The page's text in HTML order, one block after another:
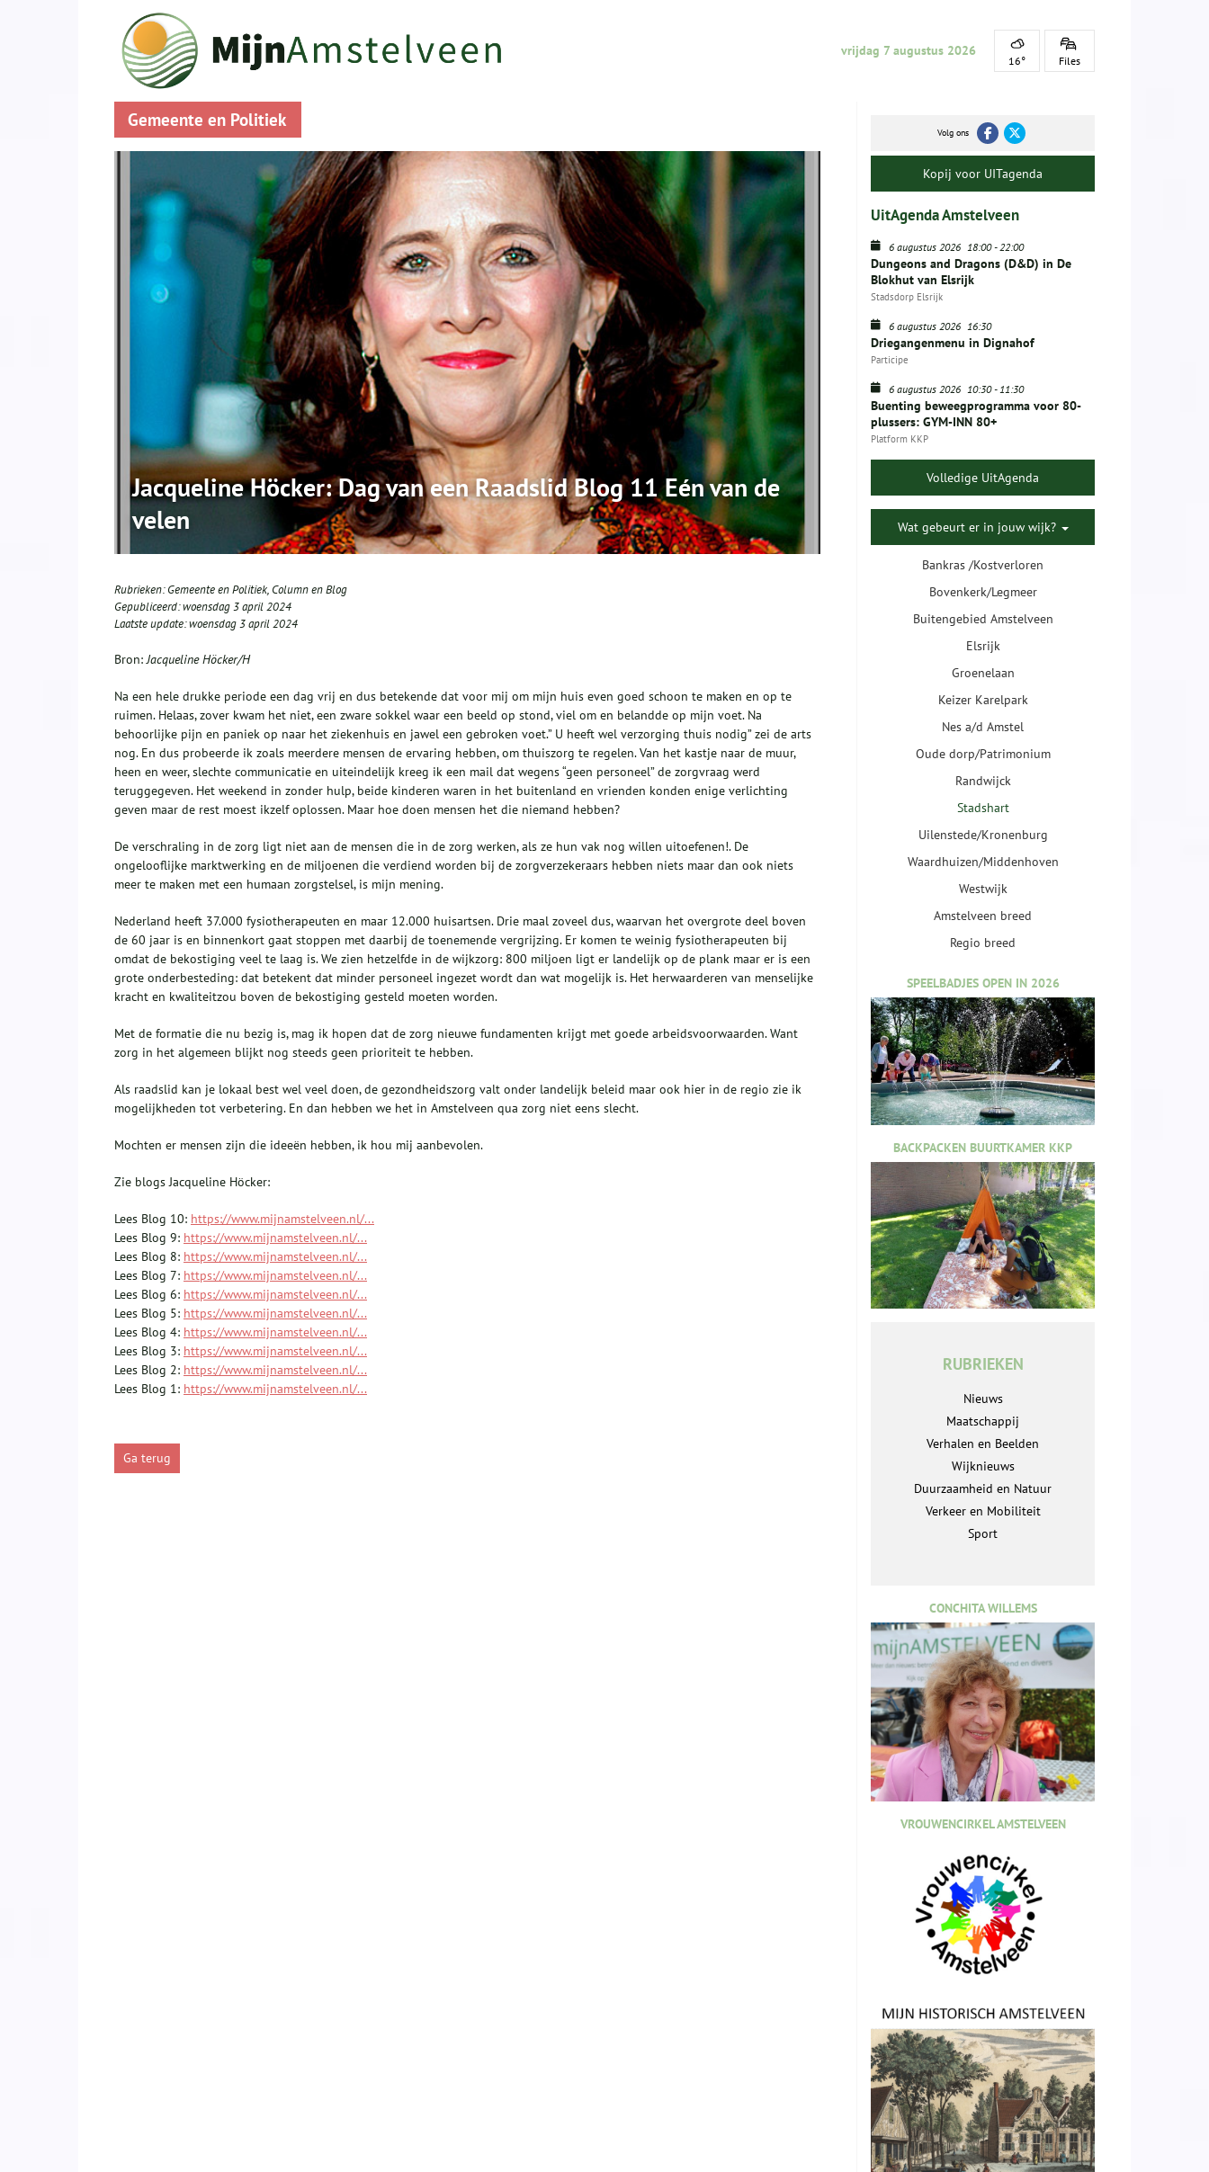
vrijdag 7 augustus 2026
16° Files
Gemeente en Politiek
Jacqueline Höcker: Dag van een Raadslid Blog 11 Eén van de
velen
Rubrieken:Gemeente en Politiek, Column en Blog
Gepubliceerd:woensdag 3 april 2024
Laatste update:woensdag 3 april 2024
Bron:Jacqueline Höcker/H
Na een hele drukke periode een dag vrij en dus betekende dat voor mij om mijn huis even goed schoon te maken en op te
ruimen. Helaas, zover kwam het niet, een zware sokkel waar een beeld op stond, viel om en belandde op mijn voet. Na
behoorlijke pijn en paniek op naar het ziekenhuis en jawel een gebroken voet.” U heeft wel verzorging thuis nodig” zei de arts
nog. En dus probeerde ik zoals meerdere mensen de ervaring hebben, om thuiszorg te regelen. Van het kastje naar de muur,
heen en weer, slechte communicatie en uiteindelijk kreeg ik een mail dat wegens “geen personeel” de zorgvraag werd
teruggegeven. Het weekend in zonder hulp, beide kinderen waren in het buitenland en vrienden konden enige verlichting
geven maar de rest moest ikzelf oplossen. Maar hoe doen mensen het die niemand hebben?
De verschraling in de zorg ligt niet aan de mensen die in de zorg werken, als ze hun vak nog willen uitoefenen!. De
ongelooflijke marktwerking en de miljoenen die verdiend worden bij de zorgverzekeraars hebben niets maar dan ook niets
meer te maken met een humaan zorgstelsel, is mijn mening.
Nederland heeft 37.000 fysiotherapeuten en maar 12.000 huisartsen. Drie maal zoveel dus, waarvan het overgrote deel boven
de 60 jaar is en binnenkort gaat stoppen met daarbij de toenemende vergrijzing. Er komen te weinig fysiotherapeuten bij
omdat de bekostiging veel te laag is. We zien hetzelfde in de wijkzorg: 800 miljoen ligt er landelijk op de plank maar er is een
grote onderbesteding: dat betekent dat minder personeel ingezet wordt dan wat mogelijk is. Het herwaarderen van menselijke
kracht en kwaliteitzou boven de bekostiging gesteld moeten worden.
Met de formatie die nu bezig is, mag ik hopen dat de zorg nieuwe fundamenten krijgt met goede arbeidsvoorwaarden. Want
zorg in het algemeen blijkt nog steeds geen prioriteit te hebben.
Als raadslid kan je lokaal best wel veel doen, de gezondheidszorg valt onder landelijk beleid maar ook hier in de regio zie ik
mogelijkheden tot verbetering. En dan hebben we het in Amstelveen qua zorg niet eens slecht.
Mochten er mensen zijn die ideeën hebben, ik hou mij aanbevolen.
Zie blogs Jacqueline Höcker:
Lees Blog 10: https://www.mijnamstelveen.nl/...
Lees Blog 9: https://www.mijnamstelveen.nl/...
Lees Blog 8: https://www.mijnamstelveen.nl/...
Lees Blog 7: https://www.mijnamstelveen.nl/...
Lees Blog 6: https://www.mijnamstelveen.nl/...
Lees Blog 5: https://www.mijnamstelveen.nl/...
Lees Blog 4: https://www.mijnamstelveen.nl/...
Lees Blog 3: https://www.mijnamstelveen.nl/...
Lees Blog 2: https://www.mijnamstelveen.nl/...
Lees Blog 1: https://www.mijnamstelveen.nl/...
Ga terug
Volg ons
Kopij voor UITagenda
UitAgenda Amstelveen
6 augustus 2026 18:00-22:00
Dungeons and Dragons (D&D) in De
Blokhut van Elsrijk
Stadsdorp Elsrijk
6 augustus 2026 16:30
Driegangenmenu in Dignahof
Participe
6 augustus 2026 10:30-11:30
Buenting beweegprogramma voor 80-
plussers: GYM-INN 80+
Platform KKP
Volledige UitAgenda
Wat gebeurt er in jouw wijk?
Bankras /Kostverloren
Bovenkerk/Legmeer
Buitengebied Amstelveen
Elsrijk
Groenelaan
Keizer Karelpark
Nes a/d Amstel
Oude dorp/Patrimonium
Randwijck
Stadshart
Uilenstede/Kronenburg
Waardhuizen/Middenhoven
Westwijk
Amstelveen breed
Regio breed
SPEELBADJES OPEN IN 2026
BACKPACKEN BUURTKAMER KKP
RUBRIEKEN
Nieuws
Maatschappij
Verhalen en Beelden
Wijknieuws
Duurzaamheid en Natuur
Verkeer en Mobiliteit
Sport
CONCHITA WILLEMS
VROUWENCIRKEL AMSTELVEEN